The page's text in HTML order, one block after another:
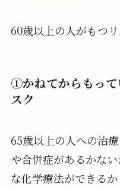
60歳以上の人がもつリ
①かねてからもって
スク
65歳以上の人への治
や合併症があるかな
な化学療法ができる